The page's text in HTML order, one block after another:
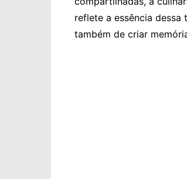
reflete a essência
também de criar